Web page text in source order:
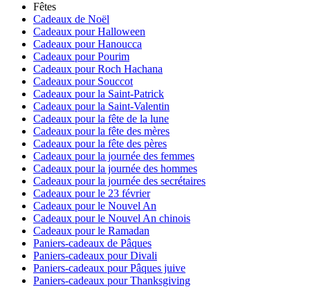
Fêtes
Cadeaux de Noël
Cadeaux pour Halloween
Cadeaux pour Hanoucca
Cadeaux pour Pourim
Cadeaux pour Roch Hachana
Cadeaux pour Souccot
Cadeaux pour la Saint-Patrick
Cadeaux pour la Saint-Valentin
Cadeaux pour la fête de la lune
Cadeaux pour la fête des mères
Cadeaux pour la fête des pères
Cadeaux pour la journée des femmes
Cadeaux pour la journée des hommes
Cadeaux pour la journée des secrétaires
Cadeaux pour le 23 février
Cadeaux pour le Nouvel An
Cadeaux pour le Nouvel An chinois
Cadeaux pour le Ramadan
Paniers-cadeaux de Pâques
Paniers-cadeaux pour Divali
Paniers-cadeaux pour Pâques juive
Paniers-cadeaux pour Thanksgiving